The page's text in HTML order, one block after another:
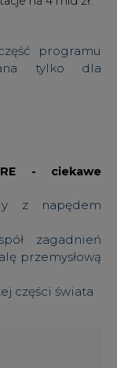
programu
tylko dla
- ciekawe
z napędem
zagadnień
przemysłową
części świata